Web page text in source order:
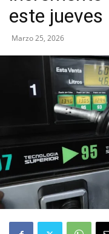
este jueves
Marzo 25, 2026